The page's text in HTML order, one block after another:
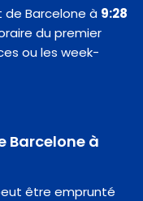
Barcelone à 9:28
du premier
ou les week-
Barcelone à
être emprunté